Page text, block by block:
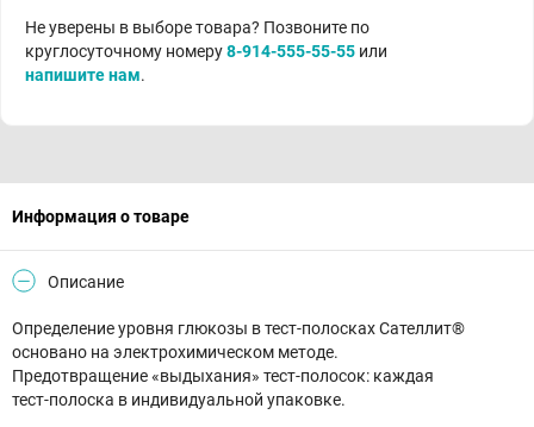
Не уверены в выборе товара? Позвоните по
круглосуточному номеру8-914-555-55-55 или
напишите нам.
Информация о товаре
Описание
Определение уровня глюкозы в тест-полосках Сателлит®
основано на электрохимическом методе.
Предотвращение «выдыхания» тест-полосок: каждая
тест-полоска в индивидуальной упаковке.